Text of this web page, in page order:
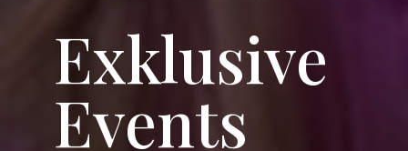
Exklusive
Events